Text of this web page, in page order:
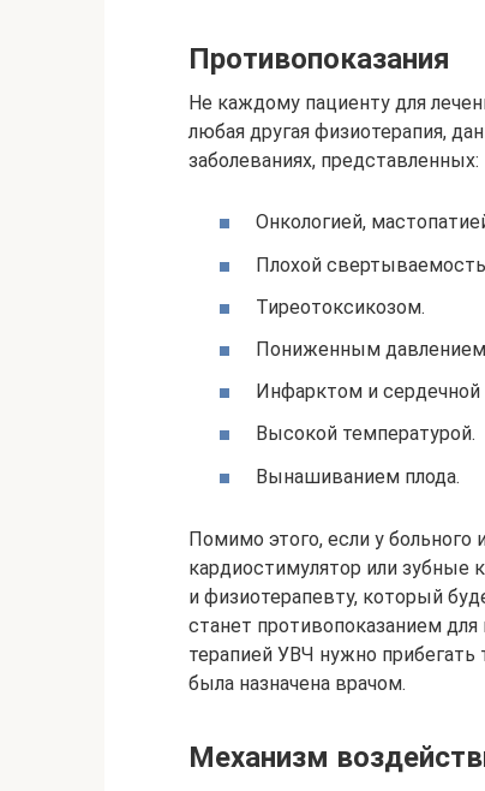
Противопоказания
Не каждому пациенту для
любая другая физиотерапия,
заболеваниях, представленных:
Онкологией,
Плохой
Тиреотоксикозом.
Пониженным
Инфарктом и
Высокой температурой.
Вынашиванием плода.
Помимо этого, если у
кардиостимулятор или зубные
и физиотерапевту, который
станет противопоказанием
терапией УВЧ нужно прибегать
была назначена врачом.
Механизм